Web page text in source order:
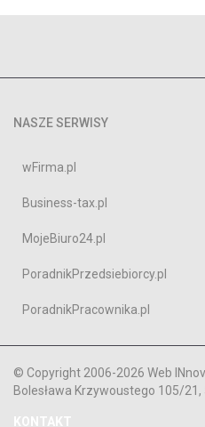
NASZE SERWISY
wFirma.pl
Business-tax.pl
MojeBiuro24.pl
PoradnikPrzedsiebiorcy.pl
PoradnikPracownika.pl
© Copyright 2006-2026 Web
Bolesława Krzywoustego 105/21,
KONTAKT